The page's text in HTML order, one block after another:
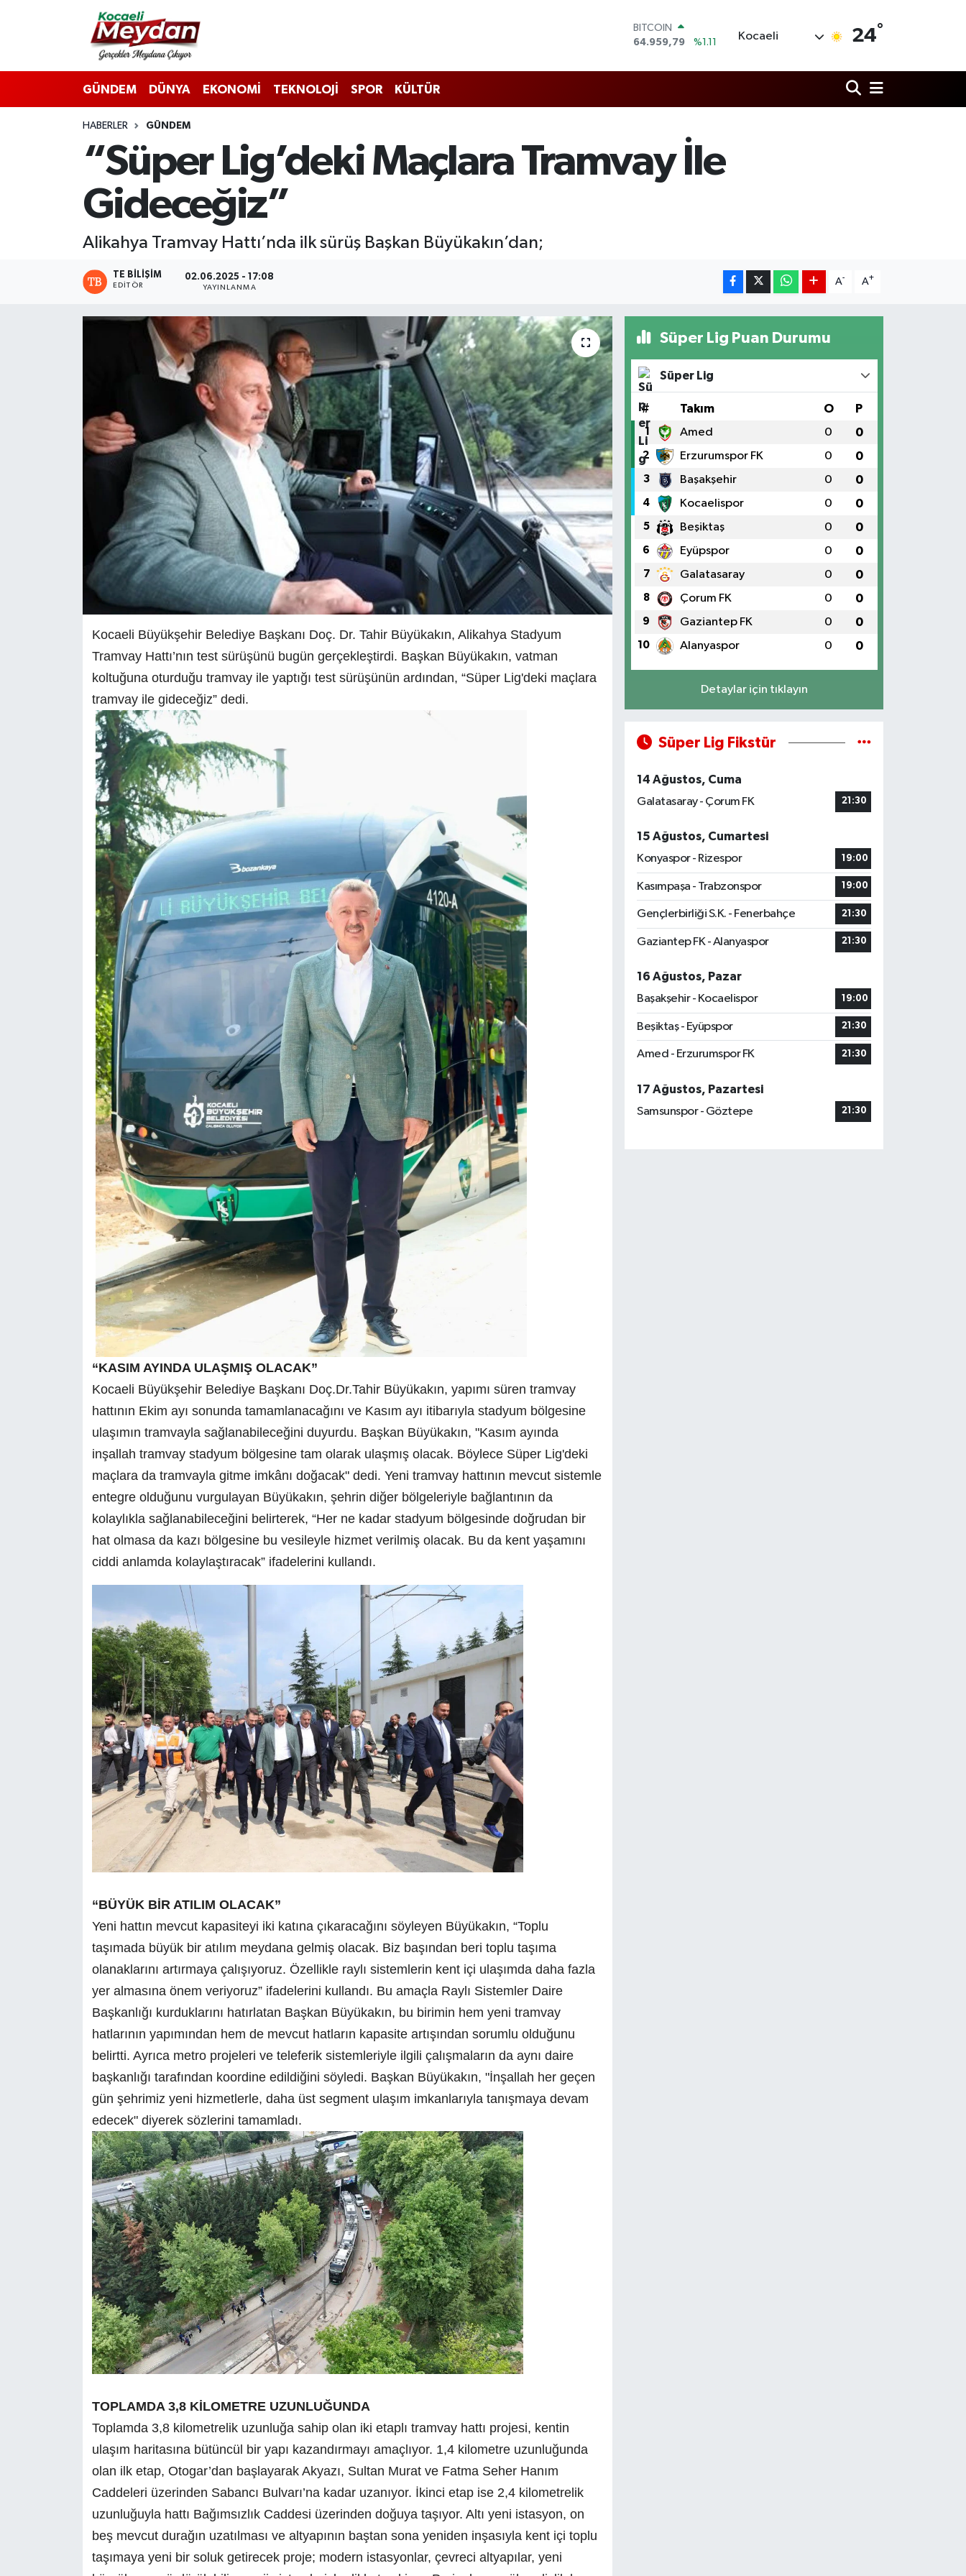
DOLAR
47,7436
%0.18
55,2510
%0.32
13.779
%-14
BITCOIN
Kocaeli 24°
GÜNDEM DÜNYA EKONOMİ TEKNOLOJİ SPOR KÜLTÜR
HABERLER GÜNDEM
“Süper Lig’deki Maçlara Tramvay İle
Gideceğiz”
Alikahya Tramvay Hattı’nda ilk sürüş Başkan Büyükakın’dan;
TE BILIŞIM
EDITÖR
02.06.2025 - 17:08
YAYINLANMA
A- A+
Kocaeli Büyükşehir Belediye Başkanı Doç. Dr. Tahir Büyükakın, Alikahya Stadyum
Tramvay Hattı’nın test sürüşünü bugün gerçekleştirdi. Başkan Büyükakın, vatman
koltuğuna oturduğu tramvay ile yaptığı test sürüşünün ardından, “Süper Lig'deki maçlara
tramvay ile gideceğiz” dedi.
“KASIM AYINDA ULAŞMIŞ OLACAK”
Kocaeli Büyükşehir Belediye Başkanı Doç.Dr.Tahir Büyükakın, yapımı süren tramvay
hattının Ekim ayı sonunda tamamlanacağını ve Kasım ayı itibarıyla stadyum bölgesine
ulaşımın tramvayla sağlanabileceğini duyurdu. Başkan Büyükakın, "Kasım ayında
inşallah tramvay stadyum bölgesine tam olarak ulaşmış olacak. Böylece Süper Lig'deki
maçlara da tramvayla gitme imkânı doğacak" dedi. Yeni tramvay hattının mevcut sistemle
entegre olduğunu vurgulayan Büyükakın, şehrin diğer bölgeleriyle bağlantının da
kolaylıkla sağlanabileceğini belirterek, “Her ne kadar stadyum bölgesinde doğrudan bir
hat olmasa da kazı bölgesine bu vesileyle hizmet verilmiş olacak. Bu da kent yaşamını
ciddi anlamda kolaylaştıracak” ifadelerini kullandı.
“BÜYÜK BİR ATILIM OLACAK”
Yeni hattın mevcut kapasiteyi iki katına çıkaracağını söyleyen Büyükakın, “Toplu
taşımada büyük bir atılım meydana gelmiş olacak. Biz başından beri toplu taşıma
olanaklarını artırmaya çalışıyoruz. Özellikle raylı sistemlerin kent içi ulaşımda daha fazla
yer almasına önem veriyoruz” ifadelerini kullandı. Bu amaçla Raylı Sistemler Daire
Başkanlığı kurduklarını hatırlatan Başkan Büyükakın, bu birimin hem yeni tramvay
hatlarının yapımından hem de mevcut hatların kapasite artışından sorumlu olduğunu
belirtti. Ayrıca metro projeleri ve teleferik sistemleriyle ilgili çalışmaların da aynı daire
başkanlığı tarafından koordine edildiğini söyledi. Başkan Büyükakın, "İnşallah her geçen
gün şehrimiz yeni hizmetlerle, daha üst segment ulaşım imkanlarıyla tanışmaya devam
edecek" diyerek sözlerini tamamladı.
TOPLAMDA 3,8 KİLOMETRE UZUNLUĞUNDA
Toplamda 3,8 kilometrelik uzunluğa sahip olan iki etaplı tramvay hattı projesi, kentin
ulaşım haritasına bütüncül bir yapı kazandırmayı amaçlıyor. 1,4 kilometre uzunluğunda
olan ilk etap, Otogar’dan başlayarak Akyazı, Sultan Murat ve Fatma Seher Hanım
Caddeleri üzerinden Sabancı Bulvarı’na kadar uzanıyor. İkinci etap ise 2,4 kilometrelik
uzunluğuyla hattı Bağımsızlık Caddesi üzerinden doğuya taşıyor. Altı yeni istasyon, on
beş mevcut durağın uzatılması ve altyapının baştan sona yeniden inşasıyla kent içi toplu
taşımaya yeni bir soluk getirecek proje; modern istasyonlar, çevreci altyapılar, yeni
Süper Lig Puan Durumu
Süper Lig
# Takım O P
1 Amed 0 0
2 Erzurumspor FK 0 0
3 Başakşehir 0 0
4 Kocaelispor 0 0
5 Beşiktaş 0 0
6 Eyüpspor 0 0
7 Galatasaray 0 0
8 Çorum FK 0 0
9 Gaziantep FK 0 0
10 Alanyaspor 0 0
Detaylar için tıklayın
Süper Lig Fikstür
14 Ağustos, Cuma
Galatasaray - Çorum FK
21:30
15 Ağustos, Cumartesi
Konyaspor - Rizespor
19:00
Kasımpaşa - Trabzonspor 19:00
Gençlerbirliği S.K. - Fenerbahçe 21:30
Gaziantep FK - Alanyaspor 21:30
16 Ağustos, Pazar
Başakşehir - Kocaelispor
19:00
Beşiktaş - Eyüpspor 21:30
Amed - Erzurumspor FK 21:30
17 Ağustos, Pazartesi
Samsunspor - Göztepe
21:30
Nöbetçi Eczaneler
Hava Durumu
Trafik Durumu
Süper Lig Puan Durumu ve Fikstür
Tüm Manşetler
Son Dakika Haberleri
Haber Arşivi